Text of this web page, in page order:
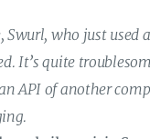
Swurl, who just used
It’s quite
API of another